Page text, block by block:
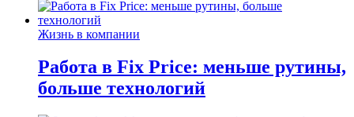
Жизнь в компании
Работа в Fix Price: меньше рутины,
больше технологий